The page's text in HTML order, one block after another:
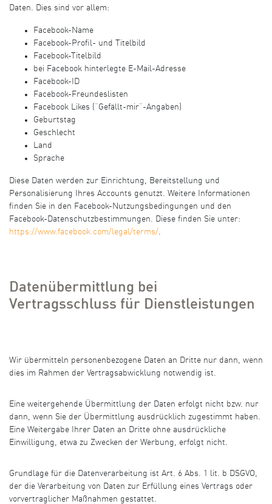
Daten. Dies sind vor allem:
Facebook-Name
Facebook-Profil- und Titelbild
Facebook-Titelbild
bei Facebook hinterlegte E-Mail-Adresse
Facebook-ID
Facebook-Freundeslisten
Facebook Likes (“Gefällt-mir”-Angaben)
Geburtstag
Geschlecht
Land
Sprache
Diese Daten werden zur Einrichtung, Bereitstellung und
Personalisierung Ihres Accounts genutzt. Weitere Informationen
finden Sie in den Facebook-Nutzungsbedingungen und den
Facebook-Datenschutzbestimmungen. Diese finden Sie unter:
https://www.facebook.com/legal/terms/.
Datenübermittlung bei
Vertragsschluss für Dienstleistungen
Wir übermitteln personenbezogene Daten an Dritte nur dann, wenn
dies im Rahmen der Vertragsabwicklung notwendig ist.
Eine weitergehende Übermittlung der Daten erfolgt nicht bzw. nur
dann, wenn Sie der Übermittlung ausdrücklich zugestimmt haben.
Eine Weitergabe Ihrer Daten an Dritte ohne ausdrückliche
Einwilligung, etwa zu Zwecken der Werbung, erfolgt nicht.
Grundlage für die Datenverarbeitung ist Art. 6 Abs. 1 lit. b DSGVO,
der die Verarbeitung von Daten zur Erfüllung eines Vertrags oder
vorvertraglicher Maßnahmen gestattet.